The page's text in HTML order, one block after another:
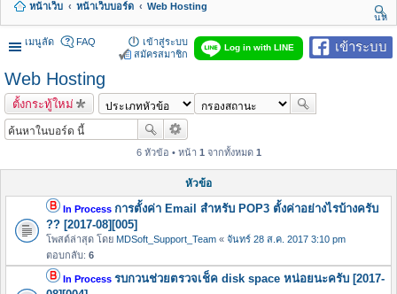
e
n
a
หน้าเว็บ หน้าเว็บบอร์ด
Web Hosting
นห
า
เมนูลัด
เข้าระบบ
Log in with LINE
FAQ
เข้าสู่ระบบ
สมัครสมาชิก
Web Hosting
ตั้งกระทู้ใหม่
6 หัวข้อ • หน้า 1 จากทั้งหมด 1
หัวข้อ
In Process การตั้งค่า Email สำหรับ POP3 ตั้งค่าอย่างไรบ้างครับ
?? [2017-08][005]
โพสต์ล่าสุด โดย MDSoft_Support_Team « จันทร์ 28 ส.ค. 2017 3:10 pm
ตอบกลับ: 6
In Process รบกวนช่วยตรวจเช็ค disk space หน่อยนะครับ [2017-